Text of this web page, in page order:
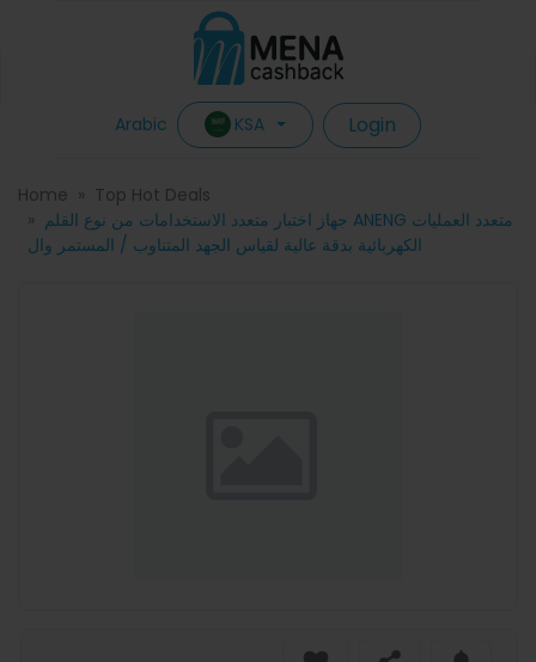
Arabic KSA Login
Home
Top Hot Deals
جهاز اختبار متعدد الاستخدامات من نوع القلم ANENG متعدد العمليات
الكهربائية بدقة عالية لقياس الجهد المتناوب / المستمر وال